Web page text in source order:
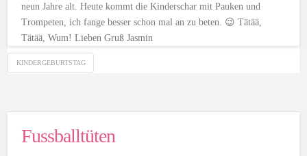
neun Jahre alt. Heute kommt die Kinderschar mit Pauken und
Trompeten, ich fange besser schon mal an zu beten. 😉 Tätää,
Tätää, Wum! Lieben Gruß Jasmin
KINDERGEBURTSTAG
Fussballtüten